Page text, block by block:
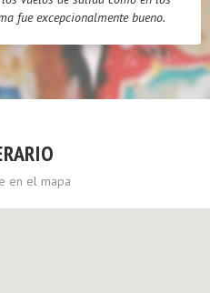
fue excepcionalmente bueno.
en el mapa